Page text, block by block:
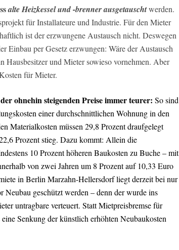
alte Heizkessel und -brenner ausgetauschtwerden.
für Installateure und Industrie. Für den Mieter
ist der erzwungene Austausch nicht. Deswegen
Einbau per Gesetz erzwungen: Wäre der Austausch
und Mieter sowieso vornehmen. Aber
für Mieter.
ohnehin steigenden Preise immer teurer: So sind
einer durchschnittlichen Wohnung in den
Materialkosten müssen 29,8 Prozent draufgelegt
Prozent stieg. Dazu kommt: Allein die
10 Prozent höheren Baukosten zu Buche – mit
von zwei Jahren um 8 Prozent auf 10,33 Euro
in Berlin Marzahn-Hellersdorf liegt derzeit bei nur
geschützt werden – denn der wurde ins
untragbare verteuert. Statt Mietpreisbremse für
Senkung der künstlich erhöhten Neubaukosten